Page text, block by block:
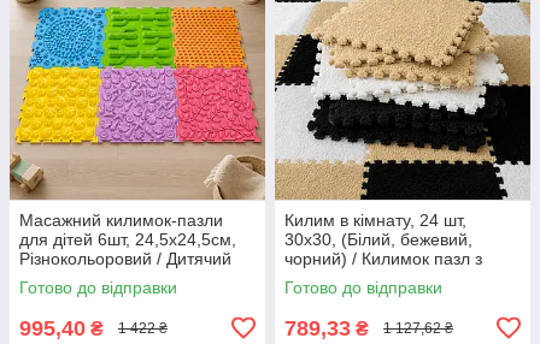
Масажний килимок-пазли
для дітей 6шт, 24,5х24,5см,
Різнокольоровий / Дитячий
ортопедичний килимок для
ніг
Готово до відправки
995,40 ₴ 1 422 ₴
Килим в кімнату, 24 шт,
30х30, (Білий, бежевий,
чорний) / Килимок пазл з
ворсом / Плюшевий килим /
Килим у вітальню
Готово до відправки
789,33 ₴ 1 127,62 ₴